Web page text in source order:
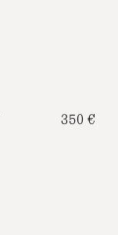
350 €